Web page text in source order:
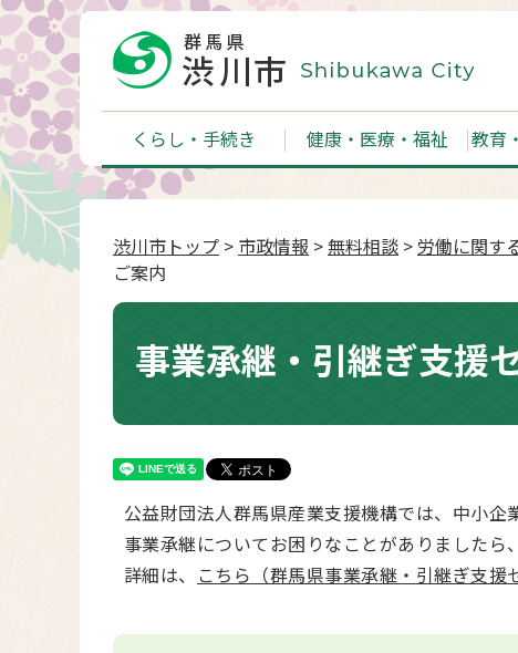
くらし・手続き 健康・医療・福祉 教育
渋川市トップ > 市政情報 >無料相談 > 労働に関す
ご案内
事業承継・引継ぎ支援
公益財団法人群馬県産業支援機構では、中小企
事業承継についてお困りなことがありましたら
詳細は、 こちら（群馬県事業承継・引継ぎ支援